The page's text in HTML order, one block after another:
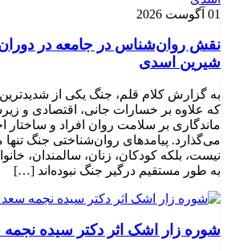
01 آگوست 2026
نقش روان‌شناس در جامعه در
شیرین اسدی
به گزارش کلام قلم، جنگ یکی از
که علاوه بر خسارات جانی، اقتصادی و
ماندگاری بر سلامت روان افراد و ساختار
می‌گذارد. پیامدهای روان‌شناختی جنگ تنها
نیست، بلکه کودکان، زنان، سالمندان،
به طور مستقیم درگیر جنگ نبوده‌اند […]
شوره زار اشک اثر دکتر سیده